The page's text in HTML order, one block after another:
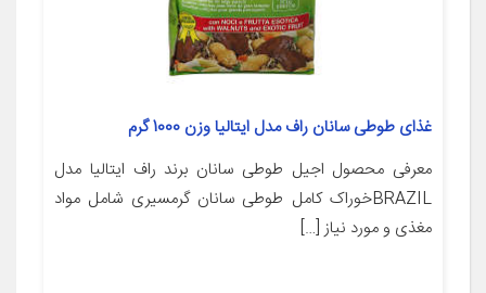
غذای طوطی سانان راف مدل ایتالیا وزن 1000 گرم
معرفی محصول اجیل طوطی سانان برند راف ایتالیا مدل
BRAZILخوراک کامل طوطی سانان گرمسیری شامل مواد
مغذی و مورد نیاز […]